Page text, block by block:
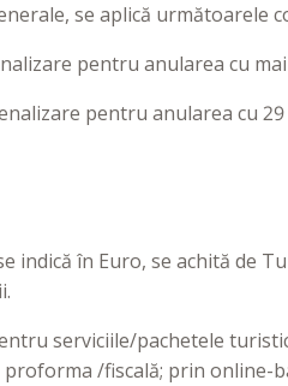
se aplică următoarele
pentru anularea cu
pentru anularea cu
indică în Euro, se achită de
serviciile/pachetele
/fiscală; prin online-